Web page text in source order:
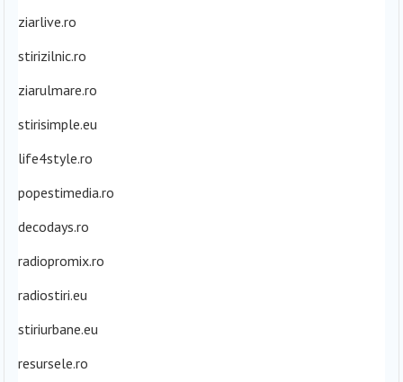
ziarlive.ro
stirizilnic.ro
ziarulmare.ro
stirisimple.eu
life4style.ro
popestimedia.ro
decodays.ro
radiopromix.ro
radiostiri.eu
stiriurbane.eu
resursele.ro